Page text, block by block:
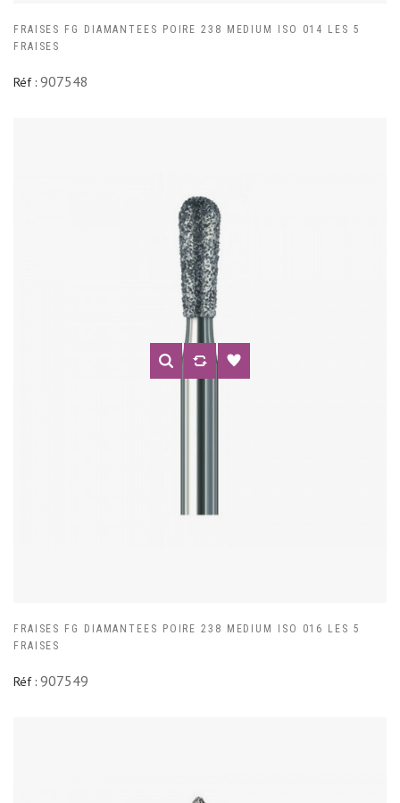
FRAISES FG DIAMANTEES POIRE 238 MEDIUM ISO 014 LES 5
FRAISES
Réf : 907548
FRAISES FG DIAMANTEES POIRE 238 MEDIUM ISO 016 LES 5
FRAISES
Réf : 907549